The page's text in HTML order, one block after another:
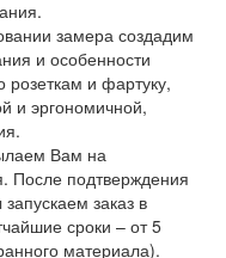
замера создадим
и особенности
и фартуку,
и эргономичной,
Вам на
После подтверждения
заказ в
сроки – от 5
материала).